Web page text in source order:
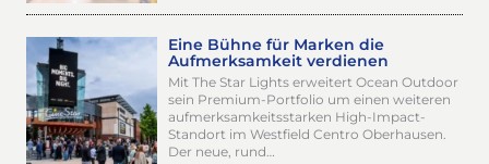
Eine Bühne für Marken die
Aufmerksamkeit verdienen
Mit The Star Lights erweitert Ocean Outdoor
sein Premium-Portfolio um einen weiteren
aufmerksamkeitsstarken High-Impact-
Standort im Westfield Centro Oberhausen.
Der neue, rund…